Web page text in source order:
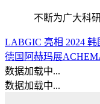
不断为广大科
LABGIC 亮相 2024
德国阿赫玛展
数据加载中...
数据加载中...